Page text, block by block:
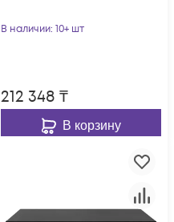
В наличии: 10+ шт
212 348 ₸
В корзину